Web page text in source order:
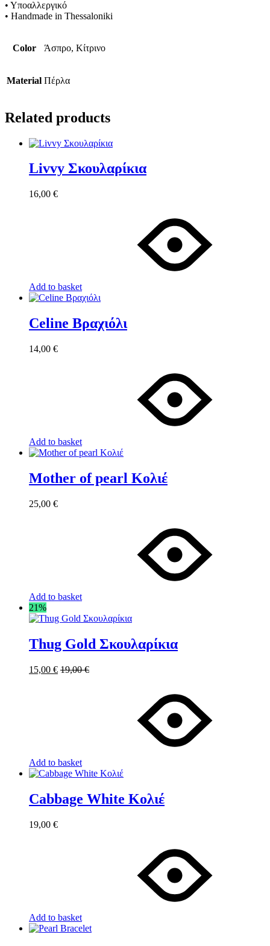
• Υποαλλεργικό
• Handmade in Thessaloniki
Color Άσπρο, Κίτρινο
Material Πέρλα
Related products
Livvy Σκουλαρίκια
16,00 €
Add to basket
Celine Βραχιόλι
14,00 €
Add to basket
Mother of pearl Κολιέ
25,00 €
Add to basket
21%
Thug Gold Σκουλαρίκια
15,00 € 19,00€
Add to basket
Cabbage White Κολιέ
19,00 €
Add to basket